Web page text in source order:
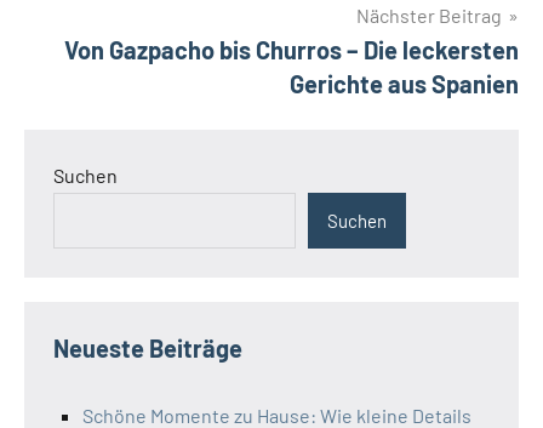
Nächster Beitrag
Von Gazpacho bis Churros – Die leckersten
Gerichte aus Spanien
Suchen
Suchen
Neueste Beiträge
Schöne Momente zu Hause: Wie kleine Details